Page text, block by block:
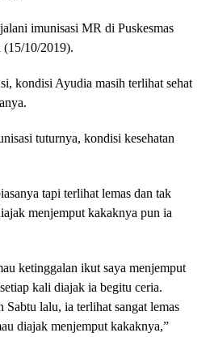
imunisasi MR di Puskesmas
(15/10/2019).
kondisi Ayudia masih terlihat sehat
tuturnya, kondisi kesehatan
tapi terlihat lemas dan tak
menjemput kakaknya pun ia
ketinggalan ikut saya menjemput
kali diajak ia begitu ceria.
Sabtu lalu, ia terlihat sangat lemas
diajak menjemput kakaknya,”